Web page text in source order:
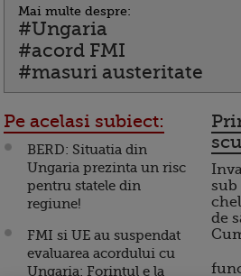
Mai multe despre:
#Ungaria
#acord FMI
#masuri austeritate
Pe acelasi subiect:
BERD: Situatia din
Ungaria prezinta un risc
pentru statele din
regiune!
FMI si UE au suspendat
evaluarea acordului cu
Ungaria: Forintul e la
de